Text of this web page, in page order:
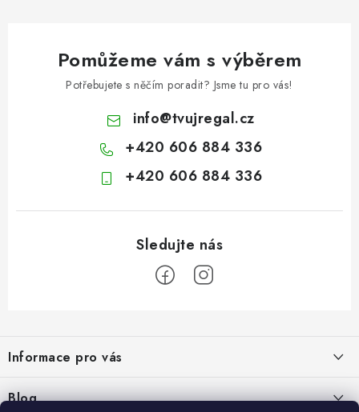
Pomůžeme vám s výběrem
Potřebujete s něčím poradit? Jsme tu pro vás!
info@tvujregal.cz
+420 606 884 336
+420 606 884 336
p
a
Informace pro vás
Blog